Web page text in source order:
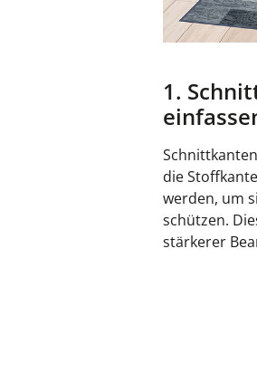
1.
die
werden, um
schützen.
stärkerer